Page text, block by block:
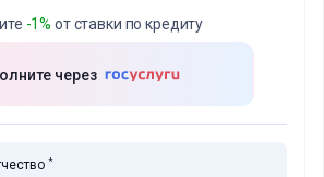
-1% от ставки по кредиту
через
*